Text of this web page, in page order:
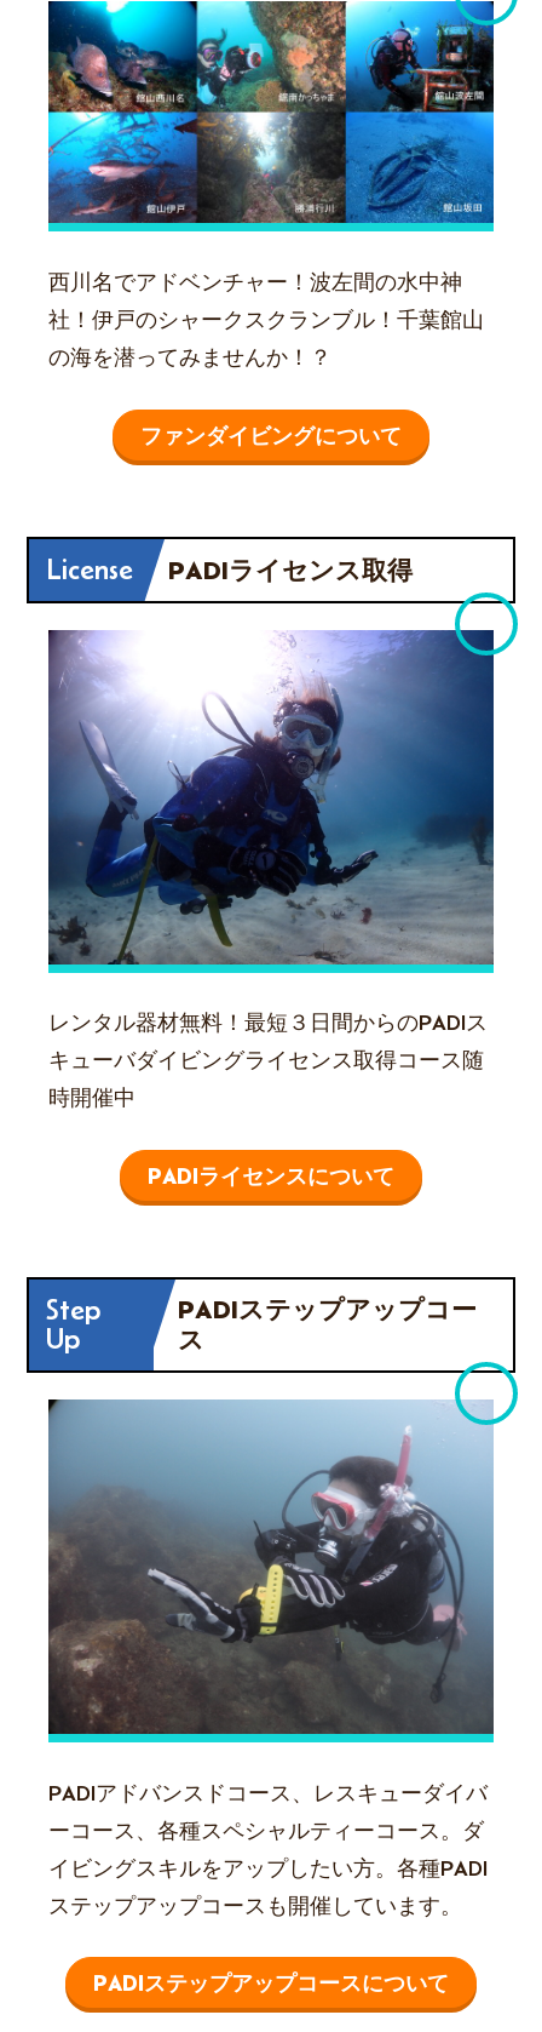
西川名でアドベンチャー！波左間の水中神
社！伊戸のシャークスクランブル！千葉館山
の海を潜ってみませんか！？
ファンダイビングについて
License PADIライセンス取得
レンタル器材無料！最短３日間からのPADIス
キューバダイビングライセンス取得コース随
時開催中
PADIライセンスについて
Step
Up
PADIステップアップコー
ス
PADIアドバンスドコース、レスキューダイバ
ーコース、各種スペシャルティーコース。ダ
イビングスキルをアップしたい方。各種PADI
ステップアップコースも開催しています。
PADIステップアップコースについて